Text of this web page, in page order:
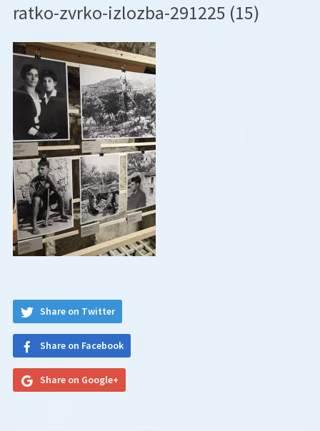
ratko-zvrko-izlozba-291225 (15)
Share on Twitter
Share on Facebook
Share on Google+